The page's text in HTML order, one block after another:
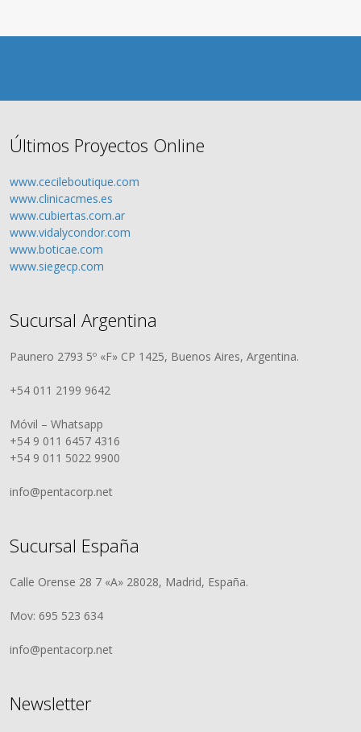
Últimos Proyectos Online
www.cecileboutique.com
www.clinicacmes.es
www.cubiertas.com.ar
www.vidalycondor.com
www.boticae.com
www.siegecp.com
Sucursal Argentina
Paunero 2793 5º «F» CP 1425, Buenos Aires, Argentina.
+54 011 2199 9642
Móvil – Whatsapp
+54 9 011 6457 4316
+54 9 011 5022 9900
info@pentacorp.net
Sucursal España
Calle Orense 28 7 «A» 28028, Madrid, España.
Mov: 695 523 634
info@pentacorp.net
Newsletter